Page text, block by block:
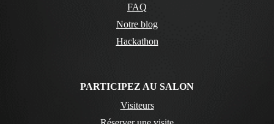
FAQ
Notre blog
Hackathon
PARTICIPEZ AU SALON
Visiteurs